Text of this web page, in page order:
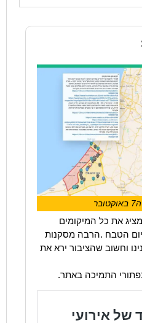
את כל המיקומים
הטבח .הרבה מסקנות
וחשוב שהציבור ירא את
התמיכה באתר.